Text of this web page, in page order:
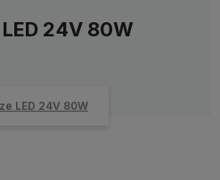
24V 80W
LED 24V 80W